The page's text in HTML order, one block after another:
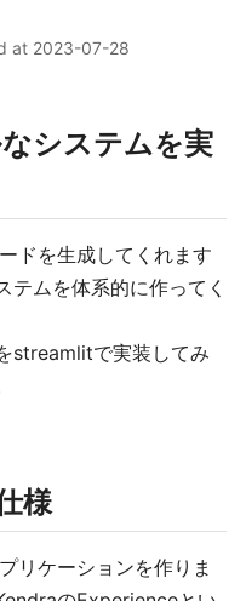
at 2023-07-28
システムを実
ドを生成してくれます
テムを体系的に作ってく
streamlitで実装してみ
様
リケーションを作りま